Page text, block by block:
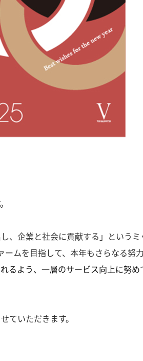
企業と社会に貢献する」というミ
ムを目指して、本年もさらなる努
るよう、一層のサービス向上に努
ていただきます。